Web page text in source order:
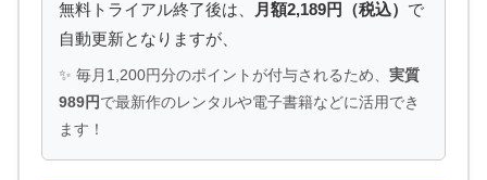
無料トライアル終了後は、 月額2,189円（税込） で
自動更新となりますが、
✨ 毎月1,200円分のポイントが付与されるため、 実質
989円で最新作のレンタルや電子書籍などに活用でき
ます！